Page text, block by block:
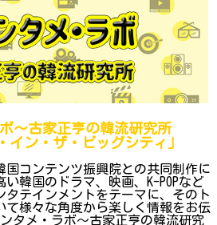
～古家正亨の韓流研究所
イン・ザ・ビッグシティ」
国コンテンツ振興院との共同制作に
韓国のドラマ、映画、K-POPなど
タテインメントをテーマに、そのト
て様々な角度から楽しく情報をお伝
タメ・ラボ～古家正亨の韓流研究